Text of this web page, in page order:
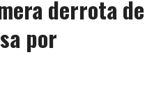
derrota de
por